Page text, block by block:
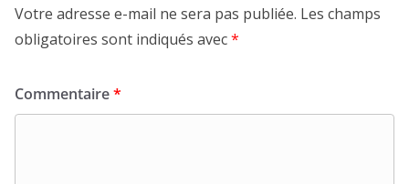
Votre adresse e-mail ne sera pas publiée. Les champs
obligatoires sont indiqués avec*
Commentaire*